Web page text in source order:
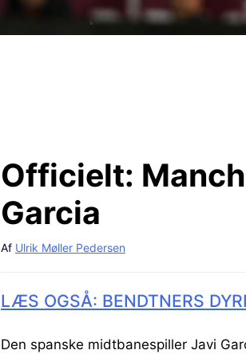
Officielt:
Garcia
Af Ulrik Møller Pedersen
LÆS OGSÅ: BENDTNERS
Den spanske midtbanespiller Javi